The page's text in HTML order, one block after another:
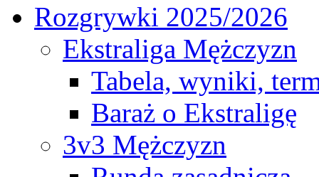
Rozgrywki 2025/2026
Ekstraliga Mężczyzn
Tabela, wyniki,
Baraż o Ekstraligę
3v3 Mężczyzn